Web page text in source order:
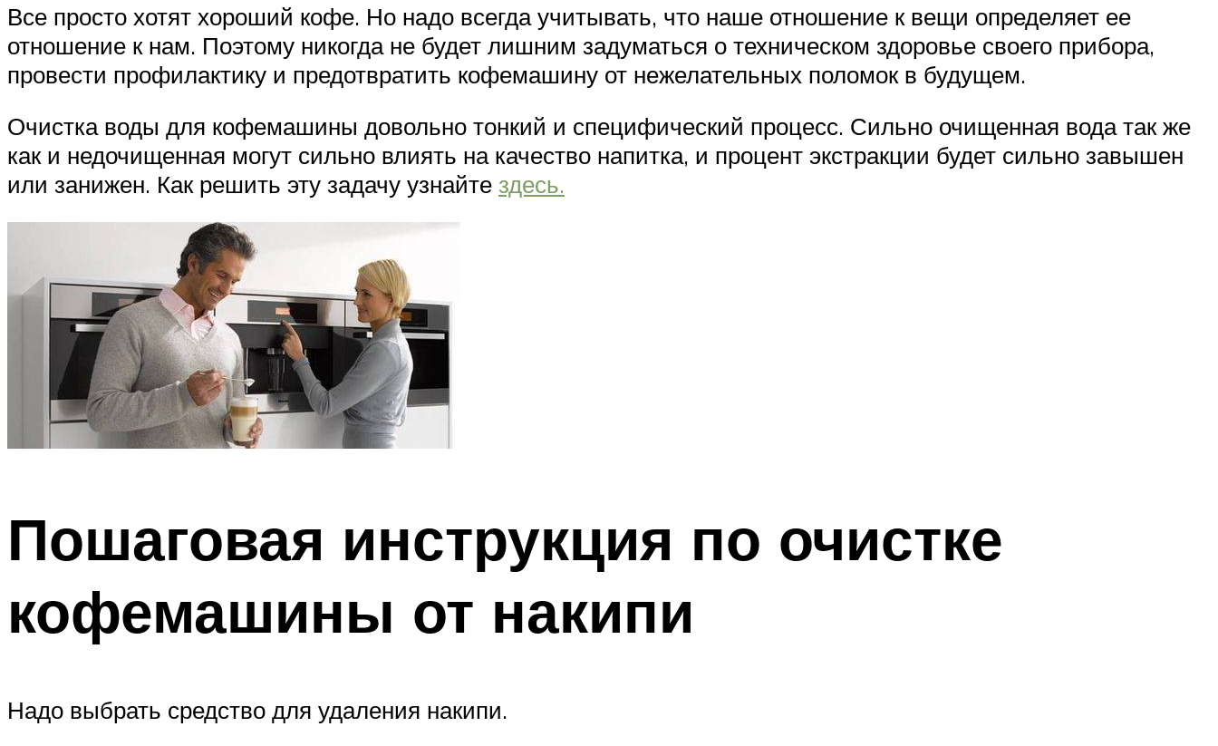
Все просто хотят хороший кофе. Но надо всегда учитывать, что наше отношение к вещи определяет ее
отношение к нам. Поэтому никогда не будет лишним задуматься о техническом здоровье своего прибора,
провести профилактику и предотвратить кофемашину от нежелательных поломок в будущем.
Очистка воды для кофемашины довольно тонкий и специфический процесс. Сильно очищенная вода так же
как и недочищенная могут сильно влиять на качество напитка, и процент экстракции будет сильно завышен
или занижен. Как решить эту задачу узнайте здесь.
Пошаговая инструкция по очистке
кофемашины от накипи
Надо выбрать средство для удаления накипи.